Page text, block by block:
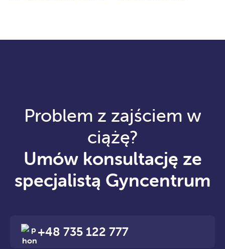
Problem z zajściem w
ciążę?
Umów konsultację ze
specjalistą Gyncentrum
+48 735 122 777